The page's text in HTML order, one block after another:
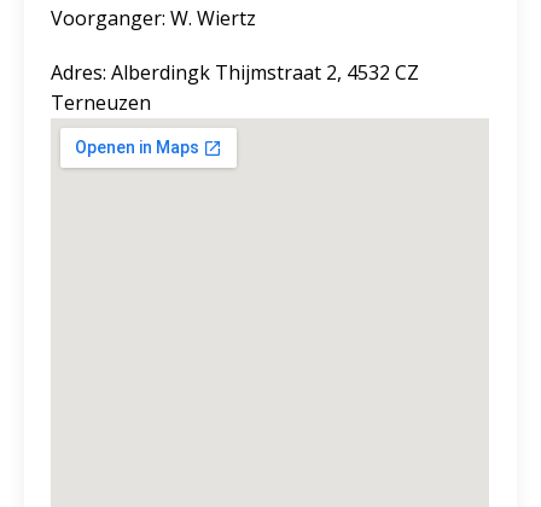
Voorganger: W. Wiertz
Adres: Alberdingk Thijmstraat 2, 4532 CZ
Terneuzen